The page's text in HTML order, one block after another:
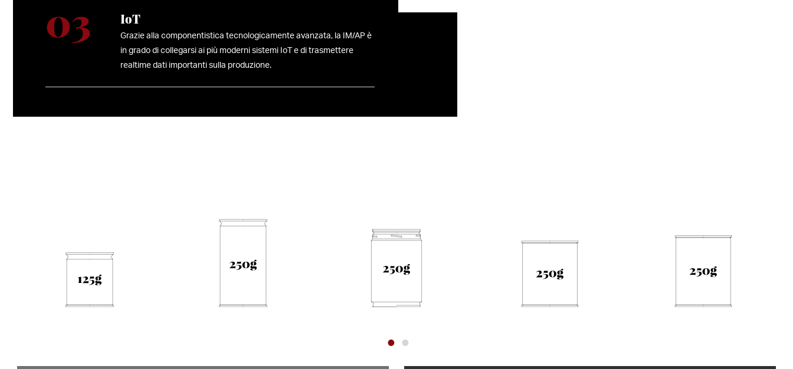
IoT
Grazie alla componentistica tecnologicamente avanzata, la IM/AP è
in grado di collegarsi ai più moderni sistemi IoT e di trasmettere
realtime dati importanti sulla produzione.